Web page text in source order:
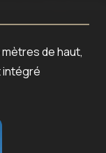
de haut,
intégré